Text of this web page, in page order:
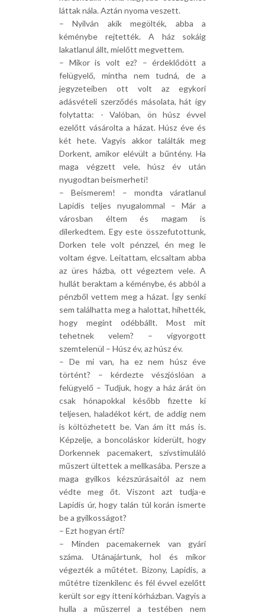
láttak nála. Aztán nyoma veszett.
– Nyilván akik megölték, abba a
kéménybe rejtették. A ház sokáig
lakatlanul állt, mielőtt megvettem.
– Mikor is volt ez? – érdeklődött a
felügyelő, mintha nem tudná, de a
jegyzeteiben ott volt az egykori
adásvételi szerződés másolata, hát így
folytatta: - Valóban, ön húsz évvel
ezelőtt vásárolta a házat. Húsz éve és
két hete. Vagyis akkor találták meg
Dorkent, amikor elévült a bűntény. Ha
maga végzett vele, húsz év után
nyugodtan beismerheti!
– Beismerem! – mondta váratlanul
Lapidis teljes nyugalommal – Már a
városban éltem és magam is
dílerkedtem. Egy este összefutottunk,
Dorken tele volt pénzzel, én meg le
voltam égve. Leitattam, elcsaltam abba
az üres házba, ott végeztem vele. A
hullát beraktam a kéménybe, és abból a
pénzből vettem meg a házat. Így senki
sem találhatta meg a halottat, hihették,
hogy megint odébbállt. Most mit
tehetnek velem? – vigyorgott
szemtelenül – Húsz év, az húsz év.
– De mi van, ha ez nem húsz éve
történt? – kérdezte vészjóslóan a
felügyelő – Tudjuk, hogy a ház árát ön
csak hónapokkal később fizette ki
teljesen, haladékot kért, de addig nem
is költözhetett be. Van ám itt más is.
Képzelje, a boncoláskor kiderült, hogy
Dorkennek pacemakert, szívstimuláló
műszert ültettek a mellkasába. Persze a
maga gyilkos kézszúrásaitól az nem
védte meg őt. Viszont azt tudja-e
Lapidis úr, hogy talán túl korán ismerte
be a gyilkosságot?
– Ezt hogyan érti?
– Minden pacemakernek van gyári
száma. Utánajártunk, hol és mikor
végezték a műtétet. Bizony, Lapidis, a
műtétre tizenkilenc és fél évvel ezelőtt
került sor egy itteni kórházban. Vagyis a
hulla a műszerrel a testében nem